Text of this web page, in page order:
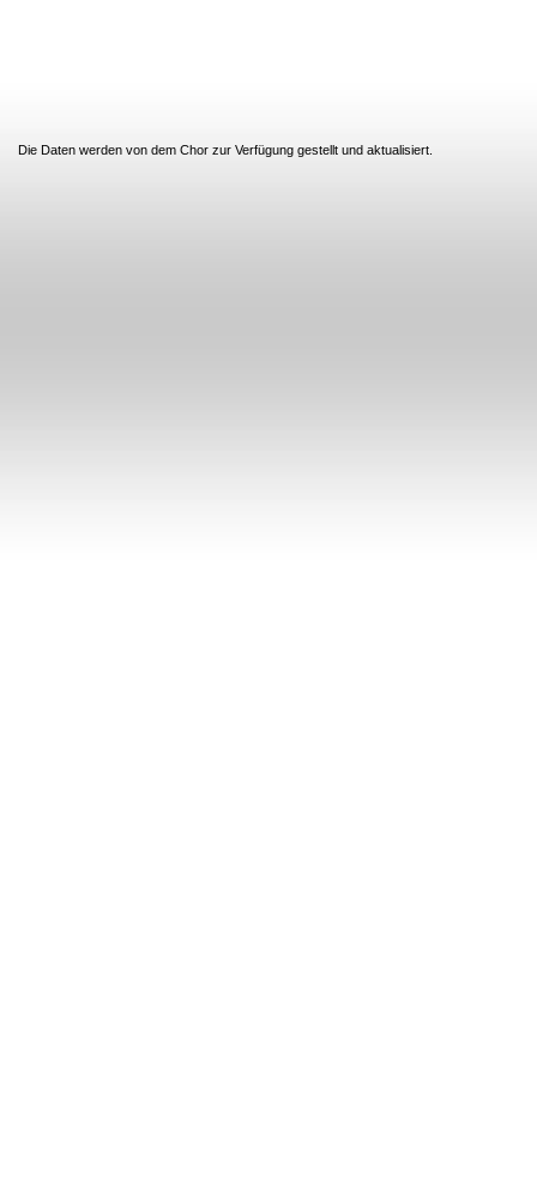
Die Daten werden von dem Chor zur Verfügung gestellt und aktualisiert.